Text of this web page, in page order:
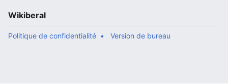
Wikiberal
Politique de confidentialité Version de bureau